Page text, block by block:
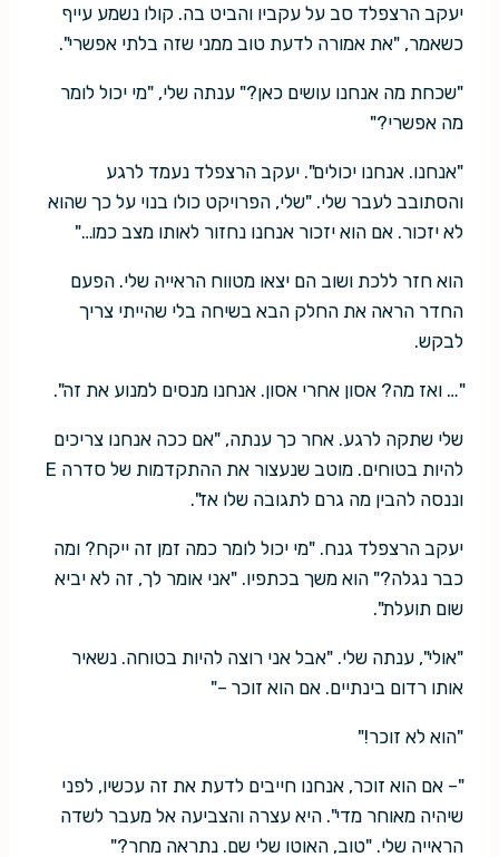
יעקב הרצפלד סב על עקביו והביט בה. קולו נשמע עייף
כשאמר, "את אמורה לדעת טוב ממני שזה בלתי אפשרי".
"שכחת מה אנחנו עושים כאן?" ענתה שלי, "מי יכול לומר
מה אפשרי?"
"אנחנו. אנחנו יכולים". יעקב הרצפלד נעמד לרגע
והסתובב לעבר שלי. "שלי, הפרויקט כולו בנוי על כך שהוא
לא יזכור. אם הוא יזכור אנחנו נחזור לאותו מצב כמו…"
הוא חזר ללכת ושוב הם יצאו מטווח הראייה שלי. הפעם
החדר הראה את החלק הבא בשיחה בלי שהייתי צריך
לבקש.
"… ואז מה? אסון אחרי אסון. אנחנו מנסים למנוע את זה".
שלי שתקה לרגע. אחר כך ענתה, "אם ככה אנחנו צריכים
להיות בטוחים. מוטב שנעצור את ההתקדמות של סדרה E
וננסה להבין מה גרם לתגובה שלו אז".
יעקב הרצפלד גנח. "מי יכול לומר כמה זמן זה ייקח? ומה
כבר נגלה?" הוא משך בכתפיו. "אני אומר לך, זה לא יביא
שום תועלת".
"אולי", ענתה שלי. "אבל אני רוצה להיות בטוחה. נשאיר
אותו רדום בינתיים. אם הוא זוכר –"
"הוא לא זוכר!"
"– אם הוא זוכר, אנחנו חייבים לדעת את זה עכשיו, לפני
שיהיה מאוחר מדי". היא עצרה והצביעה אל מעבר לשדה
הראייה שלי. "טוב, האוטו שלי שם. נתראה מחר?"